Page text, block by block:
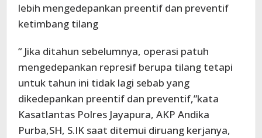
lebih mengedepankan preentif dan preventif
ketimbang tilang
“ Jika ditahun sebelumnya, operasi patuh
mengedepankan represif berupa tilang tetapi
untuk tahun ini tidak lagi sebab yang
dikedepankan preentif dan preventif,”kata
Kasatlantas Polres Jayapura, AKP Andika
Purba,SH, S.IK saat ditemui diruang kerjanya,